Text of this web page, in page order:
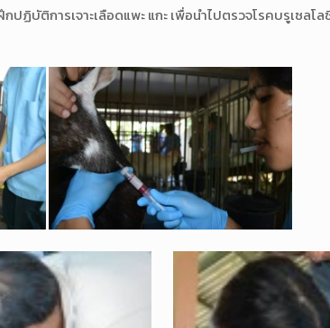
ฏิบัติการเจาะเลือดแพะ แกะ เพื่อนำไปตรวจโรคบรูเซล